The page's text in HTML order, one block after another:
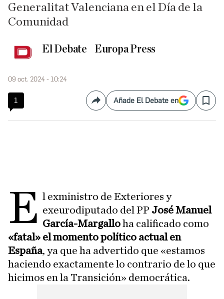
Generalitat Valenciana en el Día de la
Comunidad
El Debate Europa Press
09 oct. 2024 - 10:24
1 CompartirAñade El Debate en Save
E l exministro de Exteriores y
exeurodiputado del PP José Manuel
García-Margalloha calificado como
«fatal» el momento político actual en
España, ya que ha advertido que «estamos
haciendo exactamente lo contrario de lo que
hicimos en la Transición» democrática.